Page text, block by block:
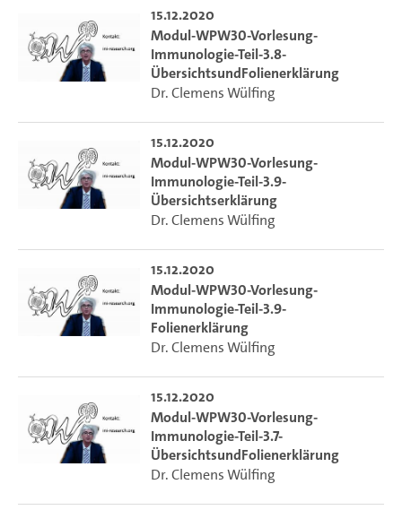
15.12.2020
Modul-WPW30-Vorlesung-
Immunologie-Teil-3.8-
ÜbersichtsundFolienerklärung
Dr. Clemens Wülfing
15.12.2020
Modul-WPW30-Vorlesung-
Immunologie-Teil-3.9-
Übersichtserklärung
Dr. Clemens Wülfing
15.12.2020
Modul-WPW30-Vorlesung-
Immunologie-Teil-3.9-
Folienerklärung
Dr. Clemens Wülfing
15.12.2020
Modul-WPW30-Vorlesung-
Immunologie-Teil-3.7-
ÜbersichtsundFolienerklärung
Dr. Clemens Wülfing